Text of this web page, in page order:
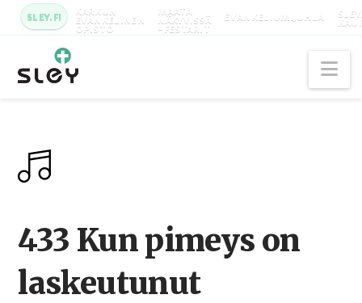
SLEY.FI KARKUN
EVANKELINEN
OPISTO
MAATA
NÄKYVISSÄ
-FESTARIT
EVANKELIUMIJUHLA
433 Kun pimeys on
laskeutunut